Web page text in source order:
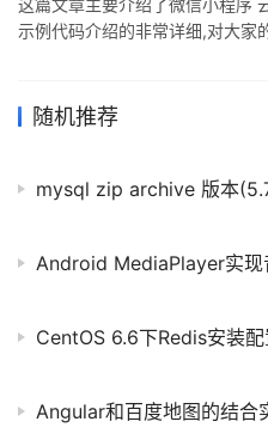
示例代码介绍的非常详细,对大家
发者可以在查询语句中使用
表达式匹配 事例:
随机推荐
mysql zip archive 版本
Android MediaPlayer实现
CentOS 6.6下Redis安装
Angular和百度地图的结合